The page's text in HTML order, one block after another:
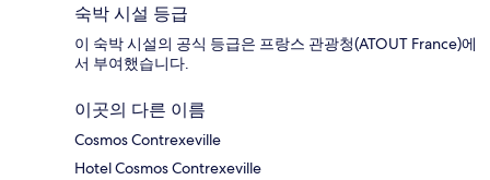
숙박 시설 등급
이 숙박 시설의 공식 등급은 프랑스 관광청(ATOUT France)에
서 부여했습니다.
이곳의 다른 이름
Cosmos Contrexeville
Hotel Cosmos Contrexeville